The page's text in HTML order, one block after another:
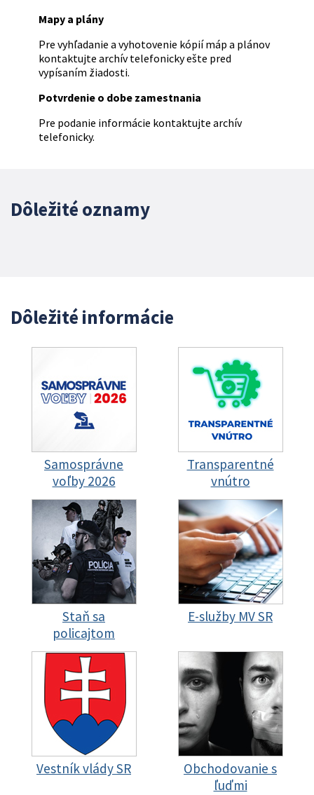
Mapy a plány
Pre vyhľadanie a vyhotovenie kópií máp a plánov
kontaktujte archív telefonicky ešte pred
vypísaním žiadosti.
Potvrdenie o dobe zamestnania
Pre podanie informácie kontaktujte archív
telefonicky.
Dôležité oznamy
Dôležité informácie
Samosprávne
voľby 2026
Transparentné
vnútro
Staň sa
policajtom
E-služby MV SR
Vestník vlády SR
Obchodovanie s
ľuďmi